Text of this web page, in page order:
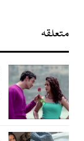
متعلقہ